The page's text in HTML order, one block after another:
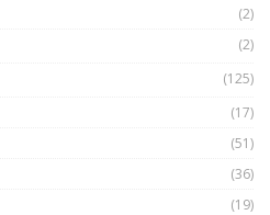
(2)
(2)
(125)
(17)
(51)
(36)
(19)